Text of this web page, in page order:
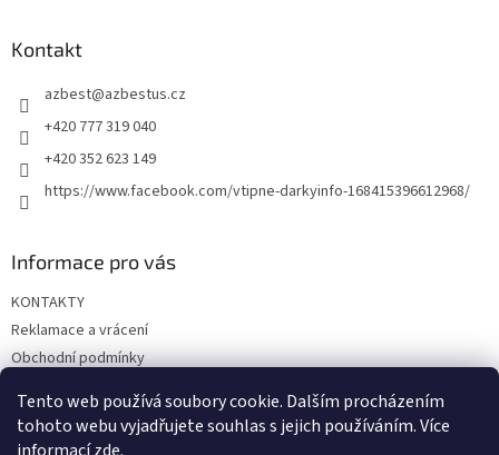
Tento web používá soubory cookie. Dalším procházením
tohoto webu vyjadřujete souhlas s jejich používáním. Více
y
v
Kontakt
azbest@azbestus.cz
+420 777 319 040
+420 352 623 149
https://www.facebook.com/vtipne-darkyinfo-168415396612968/
Informace pro vás
KONTAKTY
Reklamace a vrácení
Obchodní podmínky
Doprava a platba